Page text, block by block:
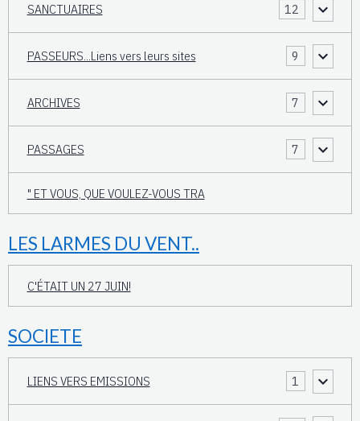
SANCTUAIRES 12
PASSEURS...Liens vers leurs sites 9
ARCHIVES 7
PASSAGES 7
" ET VOUS, QUE VOULEZ-VOUS TRA
LES LARMES DU VENT..
C'ÉTAIT UN 27 JUIN!
SOCIETE
LIENS VERS EMISSIONS 1